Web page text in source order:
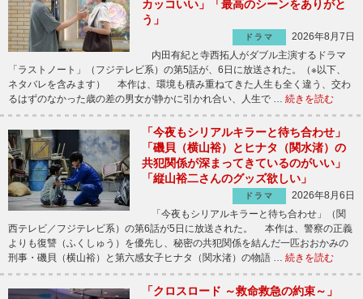
カッコいい」「最高のシーンをありがと
う」
ドラマ
2026年8月7日
内田有紀と寺西拓人がダブル主演するドラマ
「ラストノート」（フジテレビ系）の第5話が、6日に放送された。（※以下、
ネタバレを含みます） 本作は、環境も積み重ねてきた人生も全く違う、交わ
るはずのなかった歳の差の男女が静かに引かれ合い、人生で … 続きを読む
「今夜もシリアルキラーと待ち合わせ」
「磯貝（横山裕）とヒナタ（関水渚）の
共犯関係が深まってきているのがいい」
「縦山裕二さんのグッズ欲しい」
ドラマ
2026年8月6日
「今夜もシリアルキラーと待ち合わせ」（関
西テレビ／フジテレビ系）の第6話が5日に放送された。 本作は、警察の正義
よりも復讐（ふくしゅう）を優先し、秘密の共犯関係を結んだ一匹おおかみの
刑事・磯貝（横山裕）と第六感女子ヒナタ（関水渚）の物語 … 続きを読む
「クロスロード ～救命救急の約束～」